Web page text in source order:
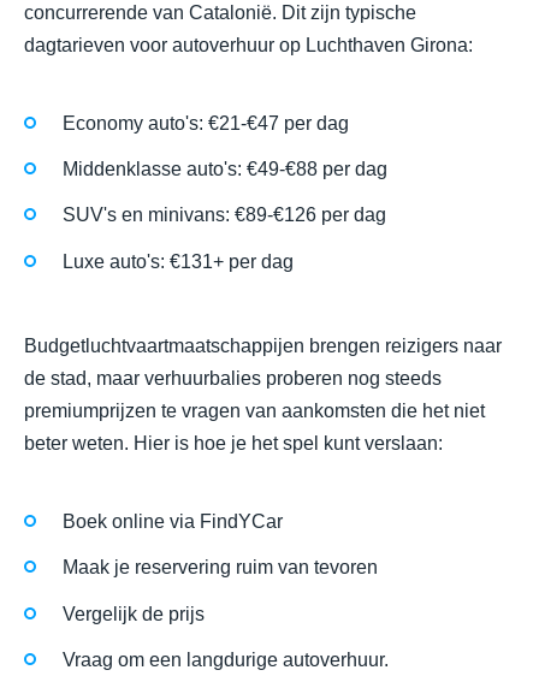
concurrerende van Catalonië. Dit zijn typische
dagtarieven voor autoverhuur op Luchthaven Girona:
Economy auto's: €21-€47 per dag
Middenklasse auto's: €49-€88 per dag
SUV's en minivans: €89-€126 per dag
Luxe auto's: €131+ per dag
Budgetluchtvaartmaatschappijen brengen reizigers naar
de stad, maar verhuurbalies proberen nog steeds
premiumprijzen te vragen van aankomsten die het niet
beter weten. Hier is hoe je het spel kunt verslaan:
Boek online via FindYCar
Maak je reservering ruim van tevoren
Vergelijk de prijs
Vraag om een langdurige autoverhuur.